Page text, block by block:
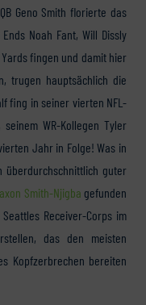
Geno Smith florierte das
Noah Fant, Will Dissly
fingen und damit hier
trugen hauptsächlich die
fing in seiner vierten NFL-
WR-Kollegen Tyler
Jahr in Folge! Was in
überdurchschnittlich guter
Smith-Njigba gefunden
Receiver-Corps im
das den meisten
Kopfzerbrechen bereiten